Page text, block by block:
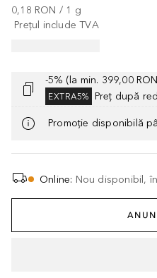
0,18 RON / 1 g
Prețul include TVA
-5% (la min. 399,00
EXTRA5% Preț după
Promoție disponibilă
Online: Nou disponibil,